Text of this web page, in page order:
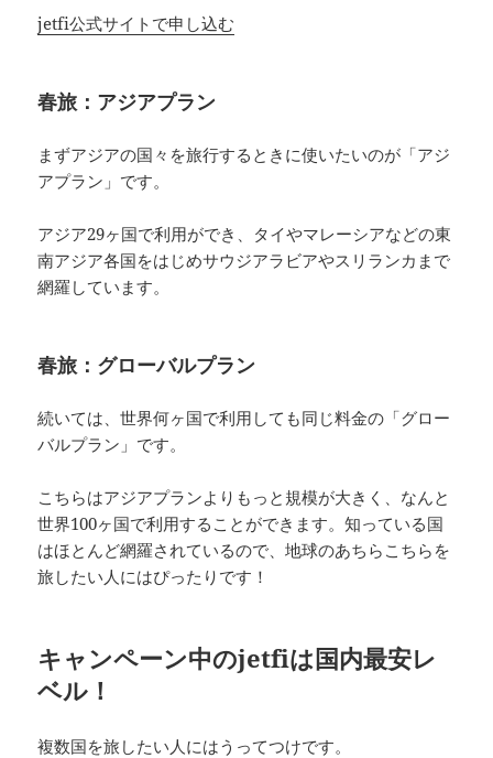
jetfi公式サイトで申し込む
春旅：アジアプラン
まずアジアの国々を旅行するときに使いたいのが「アジ
アプラン」です。
アジア29ヶ国で利用ができ、タイやマレーシアなどの東
南アジア各国をはじめサウジアラビアやスリランカまで
網羅しています。
春旅：グローバルプラン
続いては、世界何ヶ国で利用しても同じ料金の「グロー
バルプラン」です。
こちらはアジアプランよりもっと規模が大きく、なんと
世界100ヶ国で利用することができます。知っている国
はほとんど網羅されているので、地球のあちらこちらを
旅したい人にはぴったりです！
キャンペーン中のjetfiは国内最安レ
ベル！
複数国を旅したい人にはうってつけです。